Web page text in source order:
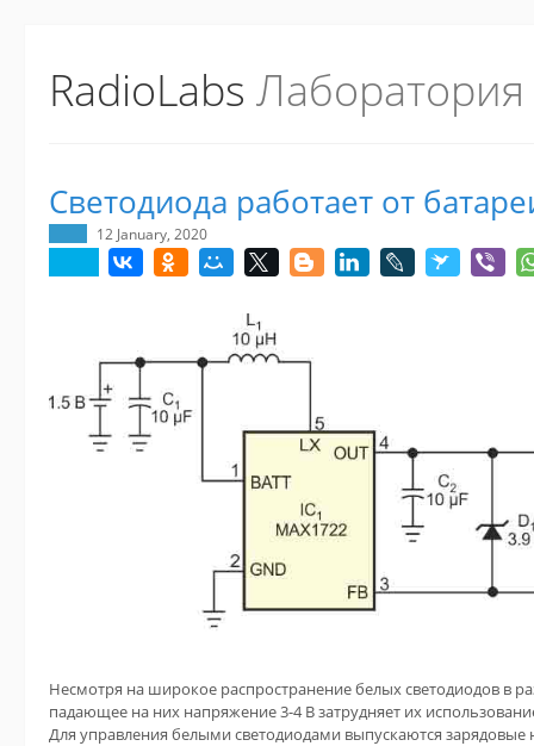
RadioLabs
Cветодиода работает от
12 January, 2020
Несмотря на широкое распространение белых светодиодов в
падающее на них напряжение 3-4 В затрудняет их
Для управления белыми светодиодами выпускаются